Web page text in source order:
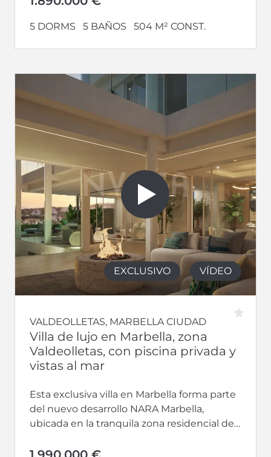
5 DORMS 5 BAÑOS 504 M² CONST.
EXCLUSIVO VÍDEO
VALDEOLLETAS, MARBELLA CIUDAD
Villa de lujo en Marbella, zona
Valdeolletas, con piscina privada y
vistas al mar
Esta exclusiva villa en Marbella forma parte
del nuevo desarrollo NARA Marbella,
ubicada en la tranquila zona residencial de